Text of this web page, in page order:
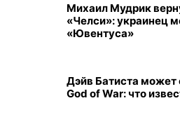
Михаил Мудрик
«Челси»: украинец
«Ювентуса»
Дэйв Батиста может
God of War: что